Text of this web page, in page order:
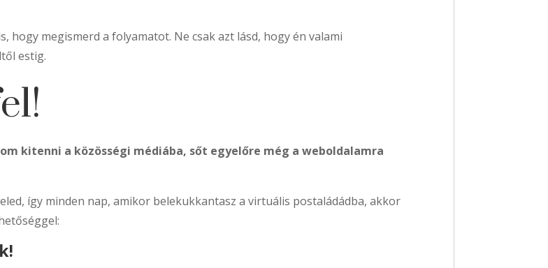
hogy megismerd a folyamatot. Ne csak azt lásd, hogy én valami
estig.
kitenni a közösségi médiába, sőt egyelőre még a weboldalamra
így minden nap, amikor belekukkantasz a virtuális postaládádba, akkor